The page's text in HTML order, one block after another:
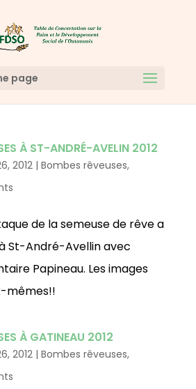
page
À ST-ANDRÉ-AVELIN 2012
2012| Bombes rêveuses,
de la semeuse de rêve a
à St-André-Avellin avec
Papineau. Les images
mêmes!!
À GATINEAU 2012
2012| Bombes rêveuses,